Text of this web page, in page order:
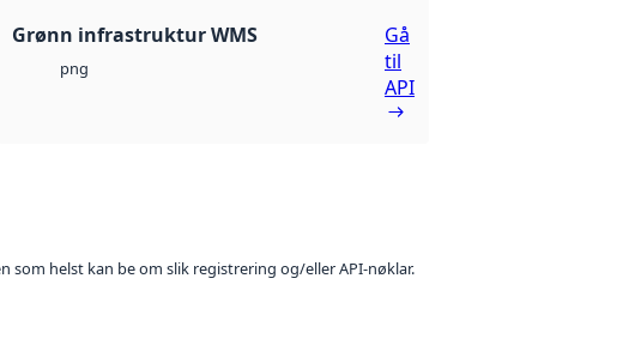
Grønn infrastruktur WMS
png
Gå
til
API
som helst kan be om slik registrering og/eller API-nøklar.